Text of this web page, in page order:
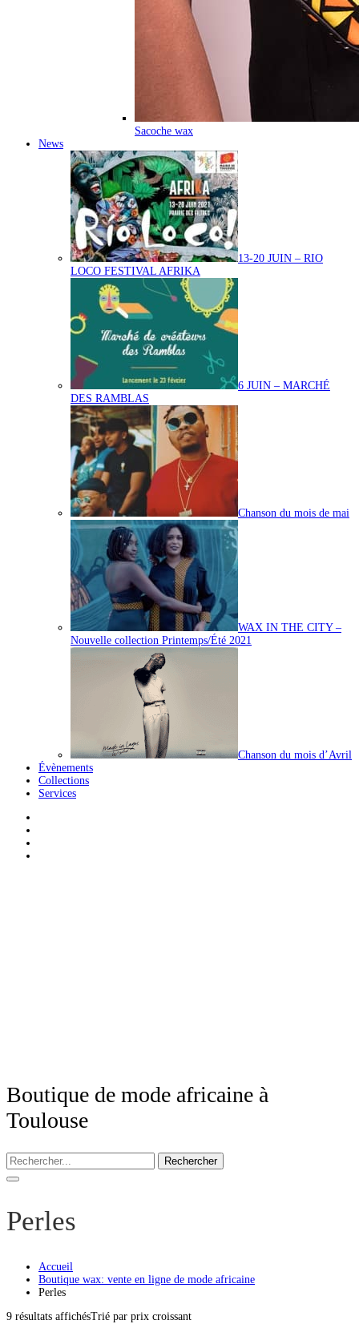
Sacoche wax
News
13-20 JUIN – RIO
LOCO FESTIVAL AFRIKA
6 JUIN – MARCHÉ
DES RAMBLAS
Chanson du mois de mai
WAX IN THE CITY –
Nouvelle collection Printemps/Été 2021
Chanson du mois d’Avril
Évènements
Collections
Services
Boutique de mode africaine à
Toulouse
Rechercher
Perles
Accueil
Boutique wax: vente en ligne de mode africaine
Perles
9 résultats affichésTrié par prix croissant